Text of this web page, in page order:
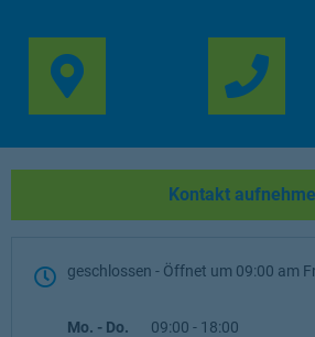
Link Opens
Kontakt
geschlossen - Öffnet um 09:00
Wochentag Öffnungszeiten
Mo. - Do. 09:00 - 18:00